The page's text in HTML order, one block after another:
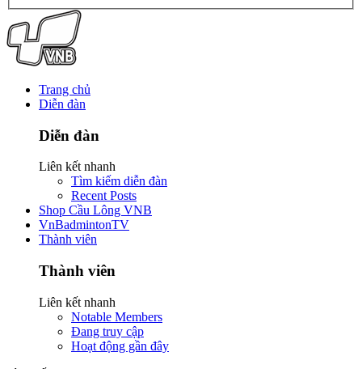
Trang chủ
Diễn đàn
Diễn đàn
Liên kết nhanh
Tìm kiếm diễn đàn
Recent Posts
Shop Cầu Lông VNB
VnBadmintonTV
Thành viên
Thành viên
Liên kết nhanh
Notable Members
Đang truy cập
Hoạt động gần đây